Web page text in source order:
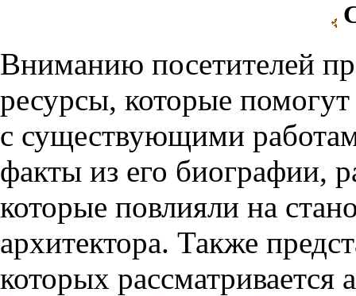
Вниманию посетителей
ресурсы, которые
с существующими
факты из его биографии,
которые повлияли на
архитектора. Также
которых рассматривается